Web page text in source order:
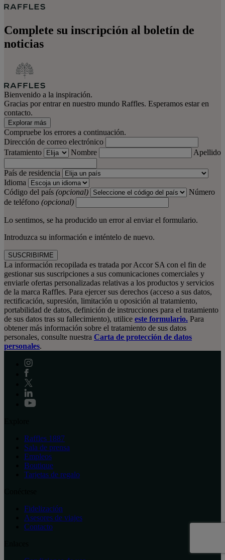
Complete su inscripción al boletín de
noticias
Bienvenido a la inspiración.
Gracias por entrar en nuestro mundo Raffles. Esperamos estar en
contacto.
Explorar más
Compruebe los errores a continuación.
Dirección de correo electrónico
Tratamiento
Nombre Apellido
País de residencia
Idioma
Código del país (opcional)
Número
de teléfono (opcional)
Lo sentimos, se ha producido un error al enviar el formulario.
Introduzca su información e inténtelo de nuevo.
SUSCRIBIRME
La información recopilada es tratada por Accor SA con el fin de
gestionar sus suscripciones a sus comunicaciones comerciales y
enviarle ofertas personalizadas relativas a los productos y servicios
de la marca Raffles. Para ejercer sus derechos (acceso a sus datos,
rectificación, supresión, limitación u oposición al tratamiento,
portabilidad de datos, definición de instrucciones para el tratamiento
de sus datos tras su fallecimiento), utilice este formulario. Para
obtener más información sobre el tratamiento de sus datos
personales, consulte nuestra Carta de protección de datos
personales.
Raffles 1887
Sala de prensa
Empleos
Boutique
Tarjetas de regalo
Fidelización
Asesores de viajes
Contacto